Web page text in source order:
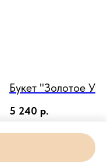
Букет "Золотое
5 240 р.